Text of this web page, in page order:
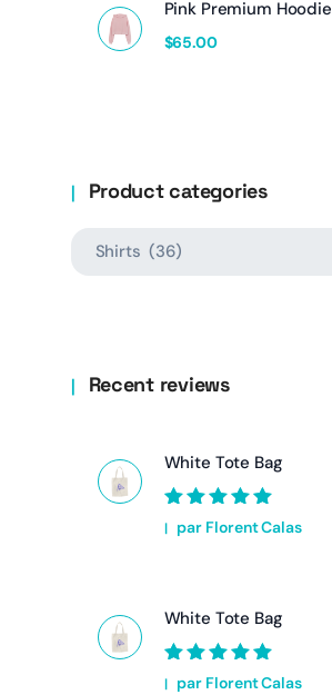
Pink Premium Hoodie
$65.00
Product categories
Recent reviews
White Tote Bag
Note 5sur 5
par Florent Calas
White Tote Bag
Note 5sur 5
par Florent Calas